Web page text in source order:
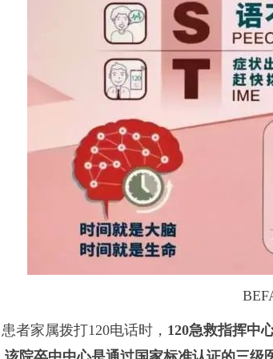
者家属拨打120电话时， 120急救指挥中